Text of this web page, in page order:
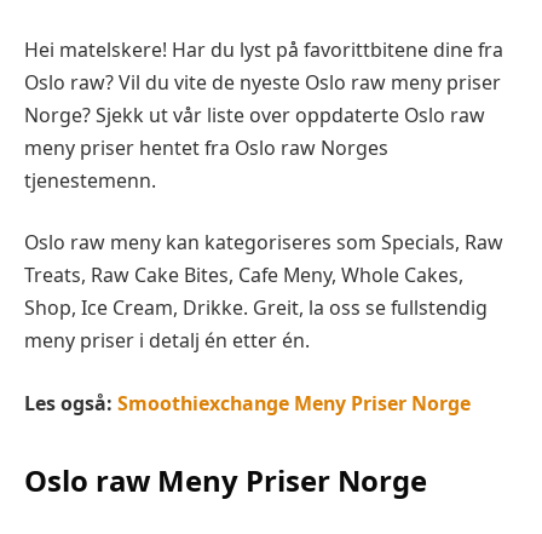
Hei matelskere! Har du lyst på favorittbitene dine fra
Oslo raw? Vil du vite de nyeste Oslo raw meny priser
Norge? Sjekk ut vår liste over oppdaterte Oslo raw
meny priser hentet fra Oslo raw Norges
tjenestemenn.
Oslo raw meny kan kategoriseres som Specials, Raw
Treats, Raw Cake Bites, Cafe Meny, Whole Cakes,
Shop, Ice Cream, Drikke. Greit, la oss se fullstendig
meny priser i detalj én etter én.
Les også: Smoothiexchange Meny Priser Norge
Oslo raw Meny Priser Norge